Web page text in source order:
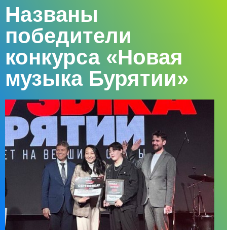
Названы
победители
конкурса «Новая
музыка Бурятии»